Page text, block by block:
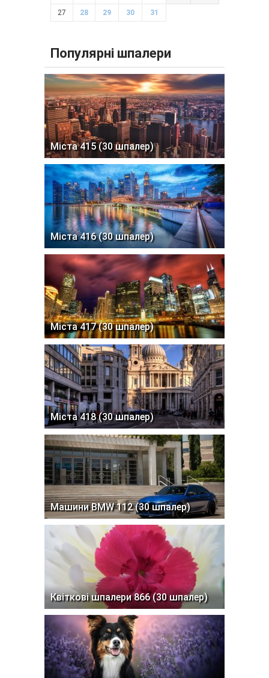
27 28 29 30 31
Популярні шпалери
Міста 415 (30 шпалер)
Міста 416 (30 шпалер)
Міста 417 (30 шпалер)
Міста 418 (30 шпалер)
Машини BMW 112 (30 шпалер)
Квіткові шпалери 866 (30 шпалер)